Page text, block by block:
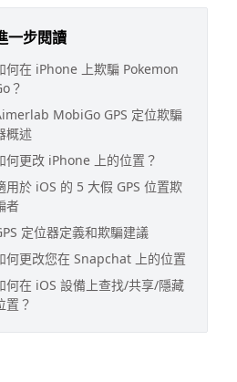
一步閱讀
何在 iPhone 上欺騙 Pokemon
？
MobiGo GPS 定位欺騙
概述
何更改 iPhone 上的位置？
用於 iOS 的 5 大假 GPS 位置欺
者
定位器定義和欺騙建議
何更改您在 Snapchat 上的位置
何在 iOS 設備上查找/共享/隱藏
置？